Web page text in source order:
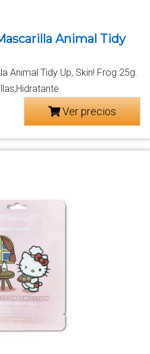
Animal Tidy
Animal Tidy Up, Skin! Frog 25g.
Ver precios